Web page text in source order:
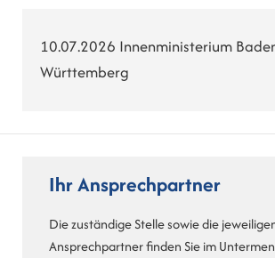
10.07.2026 Innenministerium
Württemberg
Ihr Ansprechpartner
Die zuständige Stelle sowie die
Ansprechpartner finden Sie im